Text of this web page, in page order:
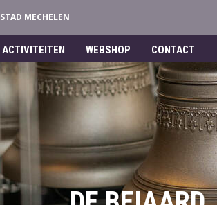
STAD MECHELEN
ACTIVITEITEN WEBSHOP CONTACT